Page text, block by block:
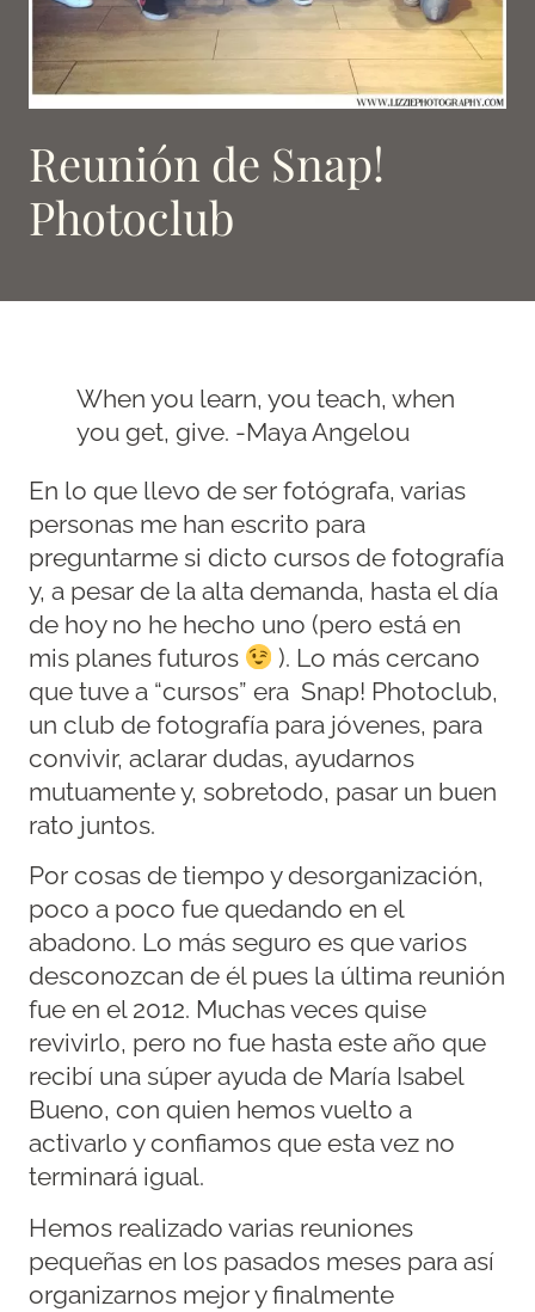
Reunión de Snap!
Photoclub
When you learn, you teach, when
you get, give. -Maya Angelou
En lo que llevo de ser fotógrafa, varias
personas me han escrito para
preguntarme si dicto cursos de fotografía
y, a pesar de la alta demanda, hasta el día
de hoy no he hecho uno (pero está en
mis planes futuros
). Lo más cercano
que tuve a “cursos” era Snap! Photoclub,
un club de fotografía para jóvenes, para
convivir, aclarar dudas, ayudarnos
mutuamente y, sobretodo, pasar un buen
rato juntos.
Por cosas de tiempo y desorganización,
poco a poco fue quedando en el
abadono. Lo más seguro es que varios
desconozcan de él pues la última reunión
fue en el 2012. Muchas veces quise
revivirlo, pero no fue hasta este año que
recibí una súper ayuda de María Isabel
Bueno, con quien hemos vuelto a
activarlo y confiamos que esta vez no
terminará igual.
Hemos realizado varias reuniones
pequeñas en los pasados meses para así
organizarnos mejor y finalmente